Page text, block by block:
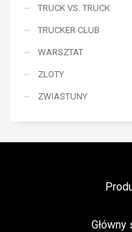
TRUCK VS. TRUCK
TRUCKER CLUB
WARSZTAT
ZLOTY
ZWIASTUNY